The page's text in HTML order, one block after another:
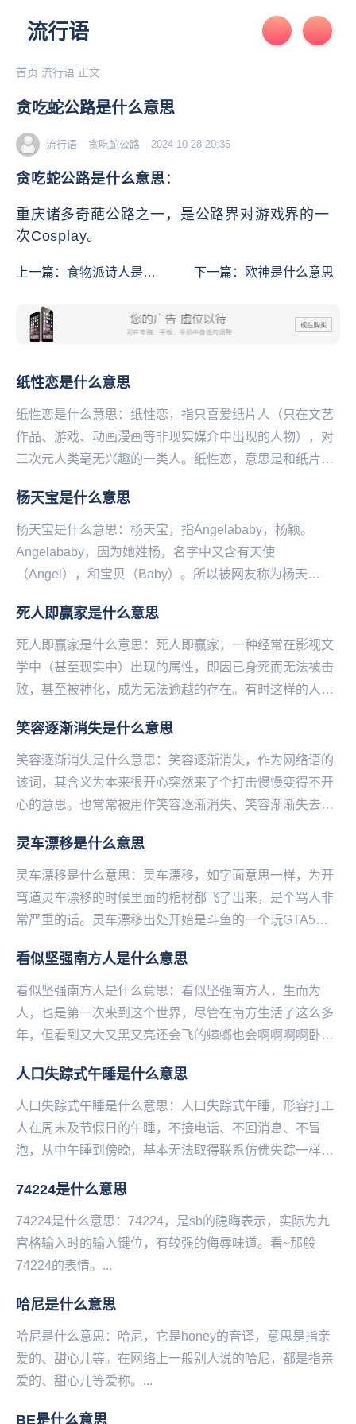
流行语
首页 流行语 正文
贪吃蛇公路是什么意思
流行语 贪吃蛇公路 2024-10-28 20:36
贪吃蛇公路是什么意思 ：
重庆诸多奇葩公路之一，是公路界对游戏界的一
次Cosplay。
上一篇： 食物派诗人是什
下一篇： 欧神是什么意思
纸性恋是什么意思
纸性恋是什么意思：纸性恋，指只喜爱纸片人（只在文艺
作品、游戏、动画漫画等非现实媒介中出现的人物），对
三次元人类毫无兴趣的一类人。纸性恋，意思是和纸片人
喜...
杨天宝是什么意思
杨天宝是什么意思：杨天宝，指Angelababy，杨颖。
Angelababy，因为她姓杨，名字中又含有天使
（Angel），和宝贝（Baby）。所以被网友称为杨天
死人即赢家是什么意思
死人即赢家是什么意思：死人即赢家，一种经常在影视文
学中（甚至现实中）出现的属性，即因已身死而无法被击
败，甚至被神化，成为无法逾越的存在。有时这样的人物
记...
笑容逐渐消失是什么意思
笑容逐渐消失是什么意思：笑容逐渐消失，作为网络语的
该词，其含义为本来很开心突然来了个打击慢慢变得不开
心的意思。也常常被用作笑容逐渐消失、笑容渐渐失去。
灵车漂移是什么意思
灵车漂移是什么意思：灵车漂移，如字面意思一样，为开
弯道灵车漂移的时候里面的棺材都飞了出来，是个骂人非
常严重的话。灵车漂移出处开始是斗鱼的一个玩GTA5的
看似坚强南方人是什么意思
看似坚强南方人是什么意思：看似坚强南方人，生而为
人，也是第一次来到这个世界，尽管在南方生活了这么多
年，但看到又大又黑又亮还会飞的蟑螂也会啊啊啊啊卧槽
人口失踪式午睡是什么意思
人口失踪式午睡是什么意思：人口失踪式午睡，形容打工
人在周末及节假日的午睡，不接电话、不回消息、不冒
泡，从中午睡到傍晚，基本无法取得联系仿佛失踪一样。
74224是什么意思
74224是什么意思：74224，是sb的隐晦表示，实际为九
宫格输入时的输入键位，有较强的侮辱味道。看‌‌‌‌‌‌‌‌‌‌‌~那般
74224的表情。...
​哈尼是什么意思
哈尼是什么意思：哈尼，它是honey的音译，意思是指亲
爱的、甜心儿等。在网络上一般别人说的哈尼，都是指亲
爱的、甜心儿等爱称。...
BE是什么意思